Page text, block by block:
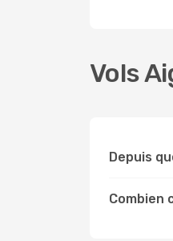
Vols
Depuis
Combien